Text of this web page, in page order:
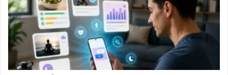
«Google
Health
Coach»
دولارات